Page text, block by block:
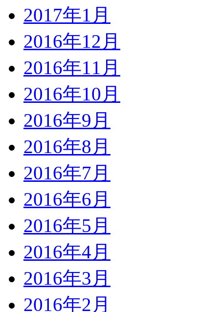
2017年1月
2016年12月
2016年11月
2016年10月
2016年9月
2016年8月
2016年7月
2016年6月
2016年5月
2016年4月
2016年3月
2016年2月